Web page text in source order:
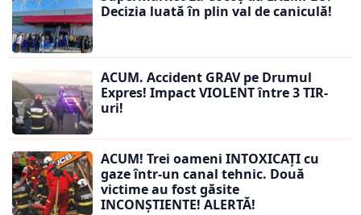
Decizia luată în plin val de caniculă!
ACUM. Accident GRAV pe Drumul
Expres! Impact VIOLENT între 3 TIR-
uri!
ACUM! Trei oameni INTOXICAȚI cu
gaze într-un canal tehnic. Două
victime au fost găsite
INCONȘTIENTE! ALERTĂ!